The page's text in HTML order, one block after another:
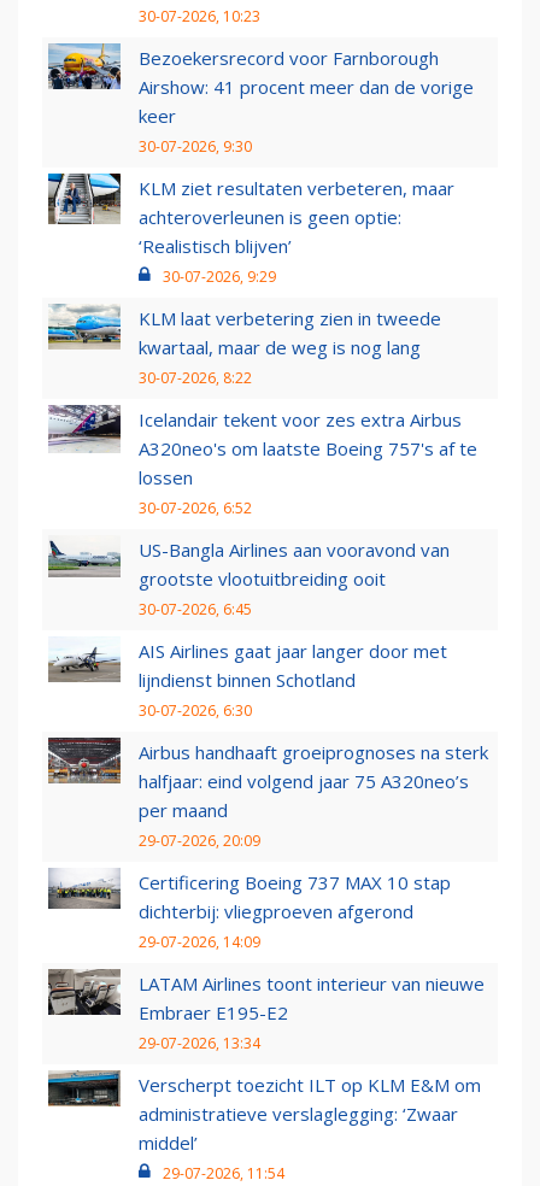
30-07-2026, 10:23
Bezoekersrecord voor Farnborough
Airshow: 41 procent meer dan de vorige
keer
30-07-2026, 9:30
KLM ziet resultaten verbeteren, maar
achteroverleunen is geen optie:
‘Realistisch blijven’
30-07-2026, 9:29
KLM laat verbetering zien in tweede
kwartaal, maar de weg is nog lang
30-07-2026, 8:22
Icelandair tekent voor zes extra Airbus
A320neo's om laatste Boeing 757's af te
lossen
30-07-2026, 6:52
US-Bangla Airlines aan vooravond van
grootste vlootuitbreiding ooit
30-07-2026, 6:45
AIS Airlines gaat jaar langer door met
lijndienst binnen Schotland
30-07-2026, 6:30
Airbus handhaaft groeiprognoses na sterk
halfjaar: eind volgend jaar 75 A320neo’s
per maand
29-07-2026, 20:09
Certificering Boeing 737 MAX 10 stap
dichterbij: vliegproeven afgerond
29-07-2026, 14:09
LATAM Airlines toont interieur van nieuwe
Embraer E195-E2
29-07-2026, 13:34
Verscherpt toezicht ILT op KLM E&M om
administratieve verslaglegging: ‘Zwaar
middel’
29-07-2026, 11:54